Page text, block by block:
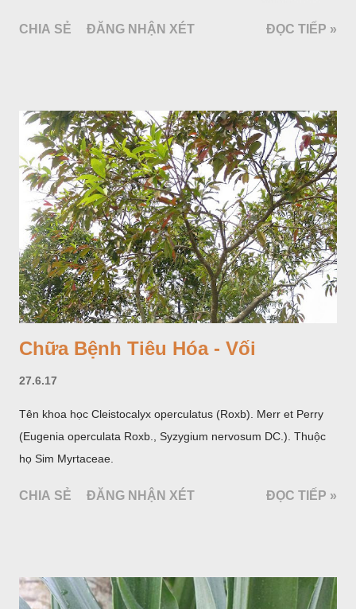
trồng để khai thác: Pháp, Nga, Đức, Nam Tư (cũ), sau lan
Tam Đảo (Vĩnh Phúc), đã thu được kết quả ban đầu (những
năm 1560- 70); thường trồng đến năm thứ hai, thứ ba mới hái
hoa; trồng một lần thu hoạch 10 - 20 năm.
CHIA SẺ ĐĂNG NHẬN XÉT ĐỌC TIẾP »
Chữa Bệnh Tiêu Hóa - Vối
27.6.17
Tên khoa học Cleistocalyx operculatus (Roxb). Merr et Perry
(Eugenia operculata Roxb., Syzygium nervosum DC.). Thuộc
họ Sim Myrtaceae.
CHIA SẺ ĐĂNG NHẬN XÉT ĐỌC TIẾP »